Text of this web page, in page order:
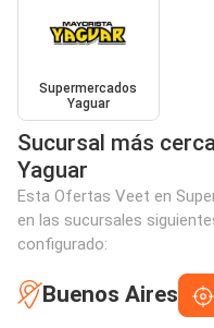
Supermercados
Yaguar
Sucursal más
Yaguar
Esta Ofertas Veet en
en las sucursales
configurado:
Buenos Aires